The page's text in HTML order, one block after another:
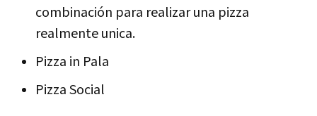
combinación para realizar una pizza
realmente unica.
Pizza in Pala
Pizza Social